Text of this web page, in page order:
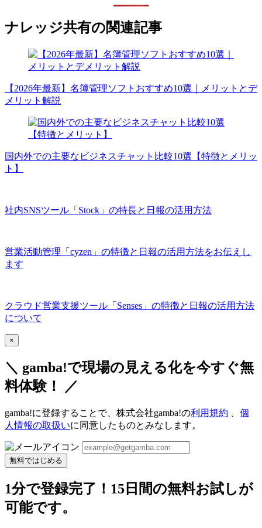
ナレッジ共有の関連記事
【2026年最新】名簿管理ソフトおすすめ10選｜メリットとデ
メリット解説
国内外での主要なビジネスチャット比較10選【特徴とメリッ
ト】
社内SNSツール「Stock」の特長と日報の活用方法
営業活動管理「cyzen」の特徴と日報の活用方法をお伝えし
ます
クラウド営業支援ツール「Senses」の特徴と日報の活用方法
について
×
＼ gamba!で現場の見える化を今すぐ無
料体験！ ／
gamba!に登録することで、株式会社gamba!の利用規約
個
人情報の取扱いに同意したものとみなします。
無料ではじめる
1分で登録完了！15日間の無料お試しが
可能です。